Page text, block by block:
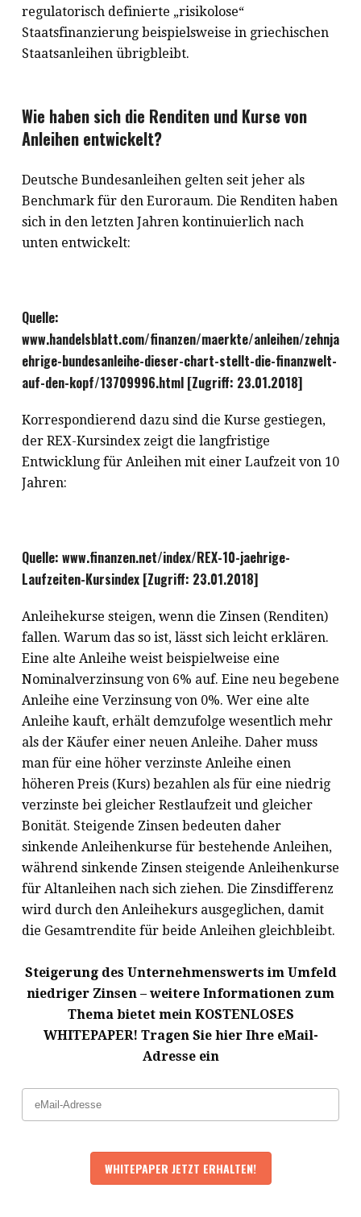
regulatorisch definierte „risikolose“
Staatsfinanzierung beispielsweise in griechischen
Staatsanleihen übrigbleibt.
Wie haben sich die Renditen und Kurse von
Anleihen entwickelt?
Deutsche Bundesanleihen gelten seit jeher als
Benchmark für den Euroraum. Die Renditen haben
sich in den letzten Jahren kontinuierlich nach
unten entwickelt:
Quelle:
www.handelsblatt.com/finanzen/maerkte/anleihen/zehnja
ehrige-bundesanleihe-dieser-chart-stellt-die-finanzwelt-
auf-den-kopf/13709996.html [Zugriff: 23.01.2018]
Korrespondierend dazu sind die Kurse gestiegen,
der REX-Kursindex zeigt die langfristige
Entwicklung für Anleihen mit einer Laufzeit von 10
Jahren:
Quelle: www.finanzen.net/index/REX-10-jaehrige-
Laufzeiten-Kursindex [Zugriff: 23.01.2018]
Anleihekurse steigen, wenn die Zinsen (Renditen)
fallen. Warum das so ist, lässt sich leicht erklären.
Eine alte Anleihe weist beispielweise eine
Nominalverzinsung von 6% auf. Eine neu begebene
Anleihe eine Verzinsung von 0%. Wer eine alte
Anleihe kauft, erhält demzufolge wesentlich mehr
als der Käufer einer neuen Anleihe. Daher muss
man für eine höher verzinste Anleihe einen
höheren Preis (Kurs) bezahlen als für eine niedrig
verzinste bei gleicher Restlaufzeit und gleicher
Bonität. Steigende Zinsen bedeuten daher
sinkende Anleihenkurse für bestehende Anleihen,
während sinkende Zinsen steigende Anleihenkurse
für Altanleihen nach sich ziehen. Die Zinsdifferenz
wird durch den Anleihekurs ausgeglichen, damit
die Gesamtrendite für beide Anleihen gleichbleibt.
Steigerung des Unternehmenswerts im Umfeld
niedriger Zinsen – weitere Informationen zum
Thema bietet mein KOSTENLOSES
WHITEPAPER! Tragen Sie hier Ihre eMail-
Adresse ein